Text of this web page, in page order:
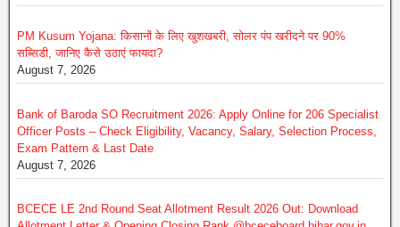
PM Kusum Yojana: किसानों के लिए खुशखबरी, सोलर पंप खरीदने पर 90%
सब्सिडी, जानिए कैसे उठाएं फायदा?
August 7, 2026
Bank of Baroda SO Recruitment 2026: Apply Online for 206 Specialist
Officer Posts – Check Eligibility, Vacancy, Salary, Selection Process,
Exam Pattern & Last Date
August 7, 2026
BCECE LE 2nd Round Seat Allotment Result 2026 Out: Download